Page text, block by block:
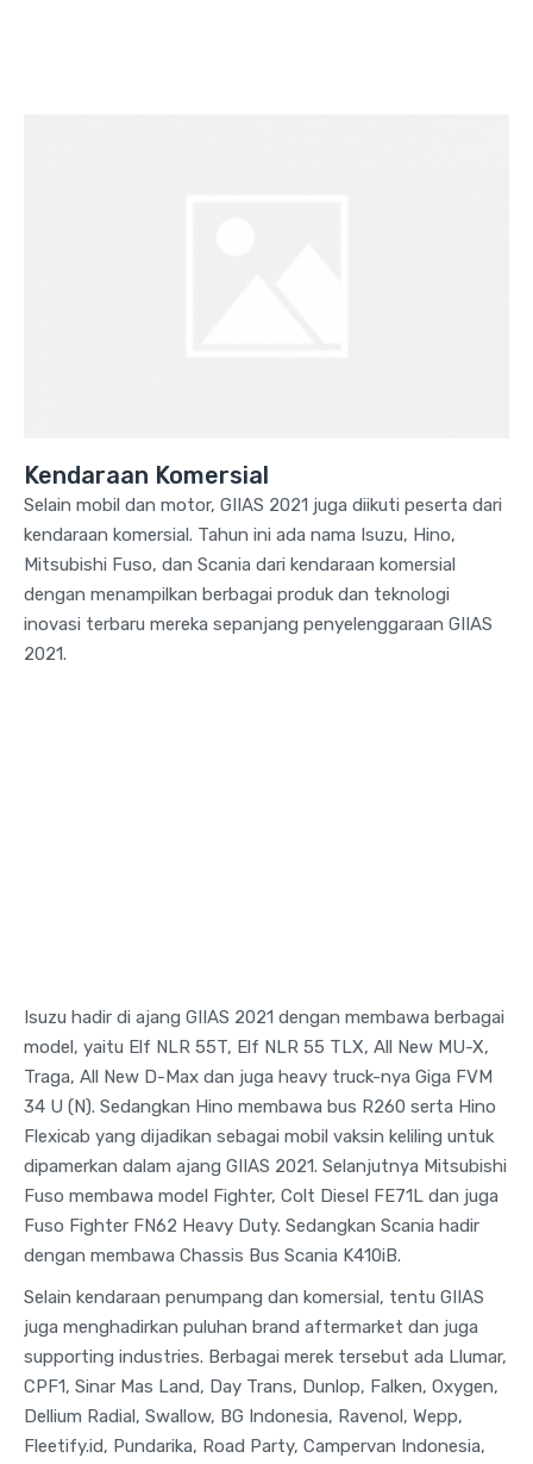
Kendaraan Komersial
Selain mobil dan motor, GIIAS 2021 juga diikuti peserta dari
kendaraan komersial. Tahun ini ada nama Isuzu, Hino,
Mitsubishi Fuso, dan Scania dari kendaraan komersial
dengan menampilkan berbagai produk dan teknologi
inovasi terbaru mereka sepanjang penyelenggaraan GIIAS
2021.
Isuzu hadir di ajang GIIAS 2021 dengan membawa berbagai
model, yaitu Elf NLR 55T, Elf NLR 55 TLX, All New MU-X,
Traga, All New D-Max dan juga heavy truck-nya Giga FVM
34 U (N). Sedangkan Hino membawa bus R260 serta Hino
Flexicab yang dijadikan sebagai mobil vaksin keliling untuk
dipamerkan dalam ajang GIIAS 2021. Selanjutnya Mitsubishi
Fuso membawa model Fighter, Colt Diesel FE71L dan juga
Fuso Fighter FN62 Heavy Duty. Sedangkan Scania hadir
dengan membawa Chassis Bus Scania K410iB.
Selain kendaraan penumpang dan komersial, tentu GIIAS
juga menghadirkan puluhan brand aftermarket dan juga
supporting industries. Berbagai merek tersebut ada Llumar,
CPF1, Sinar Mas Land, Day Trans, Dunlop, Falken, Oxygen,
Dellium Radial, Swallow, BG Indonesia, Ravenol, Wepp,
Fleetify.id, Pundarika, Road Party, Campervan Indonesia,